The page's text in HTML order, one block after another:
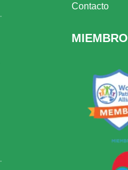
Contacto
MIEMBRO